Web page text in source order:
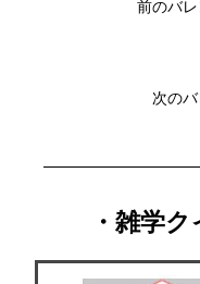
前のバ
次の
・雑学